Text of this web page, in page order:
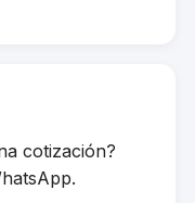
cotización?